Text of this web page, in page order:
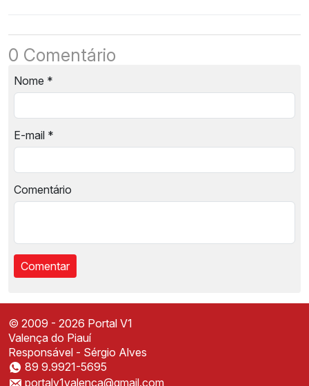
0 Comentário
Nome *
E-mail *
Comentário
Instale o Portal V1
© 2009 - 2026 Portal V1
Valença do Piauí
Responsável - Sérgio Alves
89 9.9921-5695
portalv1valenca@gmail.com